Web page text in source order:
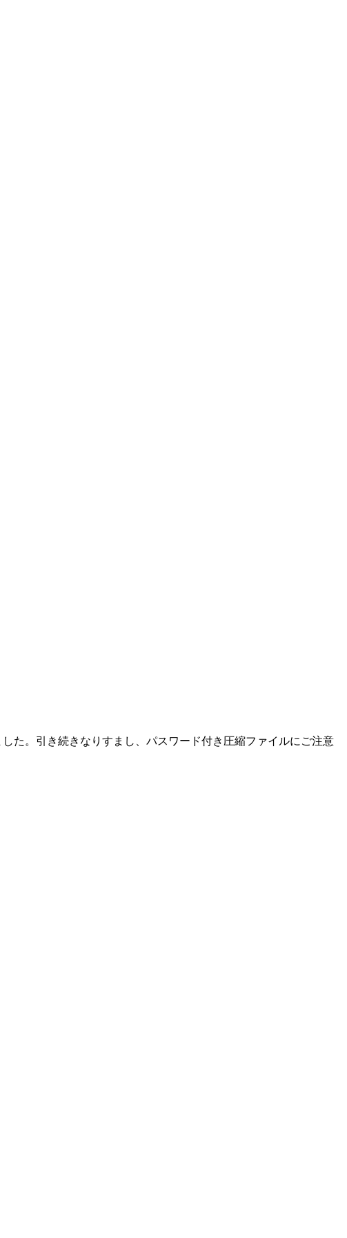
た。引き続きなりすまし、パスワード付き圧縮ファイルにご注意